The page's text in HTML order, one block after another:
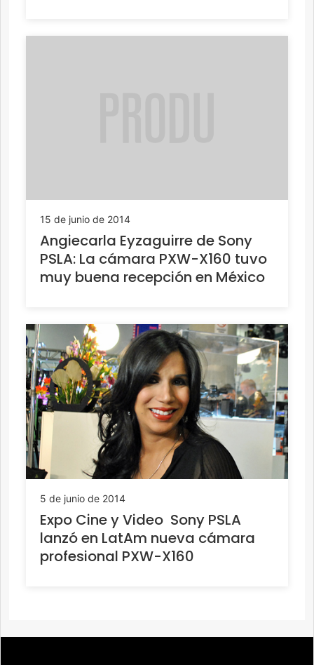
15 de junio de 2014
Angiecarla Eyzaguirre de Sony
PSLA: La cámara PXW-X160 tuvo
muy buena recepción en México
5 de junio de 2014
Expo Cine y Video  Sony PSLA
lanzó en LatAm nueva cámara
profesional PXW-X160